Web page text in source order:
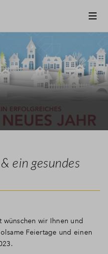
ein gesundes
wünschen wir Ihnen und
Feiertage und einen